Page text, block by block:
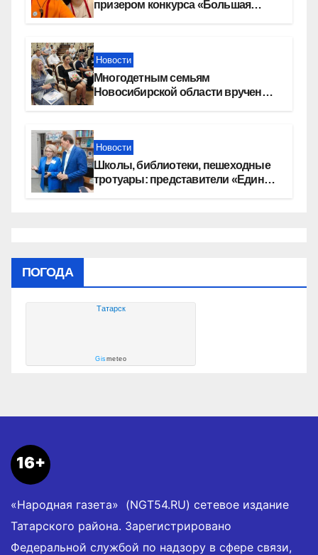
призером конкурса «Большая
Новости
Многодетным семьям
Новосибирской области вручены
Новости
Школы, библиотеки, пешеходные
тротуары: представители «Единой
ПОГОДА
Татарск
Gismeteo
16+
«Народная газета» (NGT54.RU) сетевое издание
Татарского района. Зарегистрировано
Федеральной службой по надзору в сфере связи,